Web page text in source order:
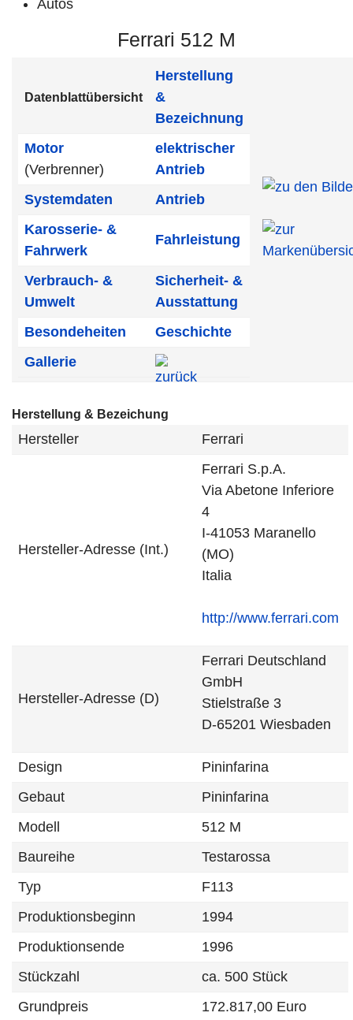
Autos
Ferrari 512 M
Datenblattübersicht
Herstellung
&
Bezeichnung
Motor
(Verbrenner)
elektrischer
Antrieb
Systemdaten
Antrieb
Karosserie- &
Fahrwerk
Fahrleistung
Verbrauch- &
Umwelt
Sicherheit- &
Ausstattung
Besondeheiten
Geschichte
Gallerie
Herstellung & Bezeichung
Hersteller Ferrari
Hersteller-Adresse (Int.)
Ferrari S.p.A.
Via Abetone Inferiore
4
I-41053 Maranello
(MO)
Italia
http://www.ferrari.com
Hersteller-Adresse (D)
Ferrari Deutschland
GmbH
Stielstraße 3
D-65201 Wiesbaden
Design
Pininfarina
Gebaut
Pininfarina
Modell
512 M
Baureihe
Testarossa
Typ
F113
Produktionsbeginn
1994
Produktionsende
1996
Stückzahl
ca. 500 Stück
Grundpreis
172.817,00 Euro